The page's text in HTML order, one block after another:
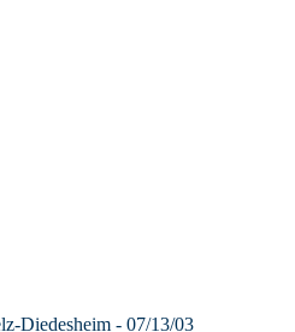
Diedesheim - 07/13/03